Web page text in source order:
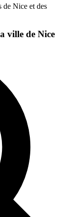
de Nice et des
ville de Nice